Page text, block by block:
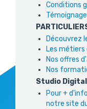
Conditions
Découvrez
Les métiers
Nos offres
Nos
Studio
Pour +
notre site